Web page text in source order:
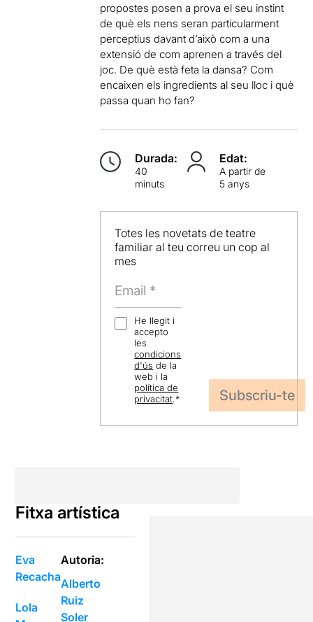
propostes posen a prova el seu instint
de què els nens seran particularment
perceptius davant d’això com a una
extensió de com aprenen a través del
joc. De què està feta la dansa? Com
encaixen els ingredients al seu lloc i què
passa quan ho fan?
Durada:
40
minuts
Edat:
A partir de
5 anys
Totes les novetats de teatre
familiar al teu correu un cop al
mes
He llegit i
accepto
les
condicions
d'ús de la
web i la
política de
privacitat.*
Fitxa artística
Eva
Recacha
Lola
Autoria:
Alberto
Ruiz
Soler